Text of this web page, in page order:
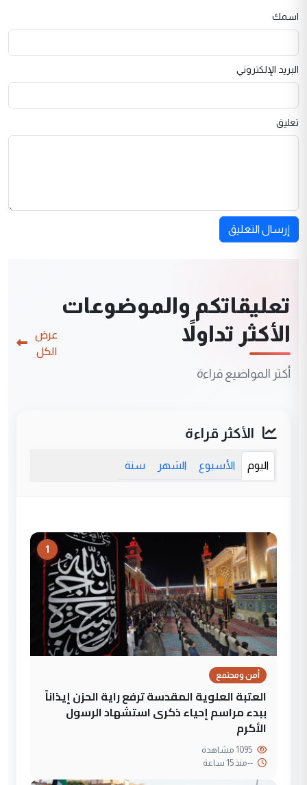
اسمك
البريد الإلكتروني
تعليق
إرسال التعليق
تعليقاتكم والموضوعات
الأكثر تداولاً
أكثر المواضيع قراءة
عرض
الكل
الأكثر قراءة
اليوم الأسبوع الشهر سنة
1
أمن ومجتمع
العتبة العلوية المقدسة ترفع راية الحزن إيذاناً
ببدء مراسم إحياء ذكرى استشهاد الرسول
الأكرم
--منذ 15 ساعة